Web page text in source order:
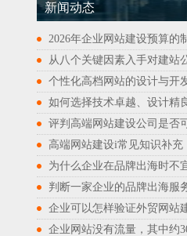
新闻动态
2026年企业网站建设预算的
从八个关键因素入手对建站
个性化高档网站的设计与开
如何选择技术卓越、设计精
评判高端网站建设公司是否
高端网站建设i常见知识补充
为什么企业在品牌出海时不
判断一家企业的品牌出海服
企业可以怎样验证外贸网站
企业网站没有流量，其中约